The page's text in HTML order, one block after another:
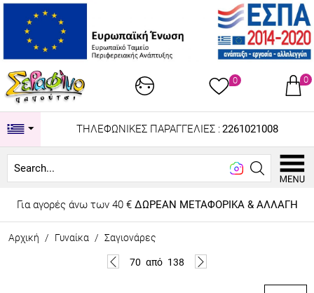
0 0
ΤΗΛΕΦΩΝΙΚΕΣ ΠΑΡΑΓΓΕΛΙΕΣ : 2261021008
Looking
Για αγορές άνω των 40 € ΔΩΡΕΑΝ ΜΕΤΑΦΟΡΙΚΑ & ΑΛΛΑΓΗ
Αρχική / Γυναίκα / Σαγιονάρες
70 από 138